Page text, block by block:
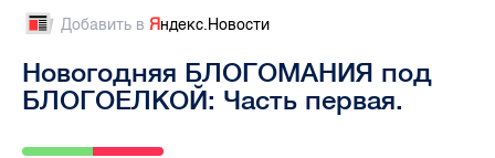
Добавить в Яндекс.Новости
Новогодняя БЛОГОМАНИЯ под
БЛОГОЕЛКОЙ: Часть первая.